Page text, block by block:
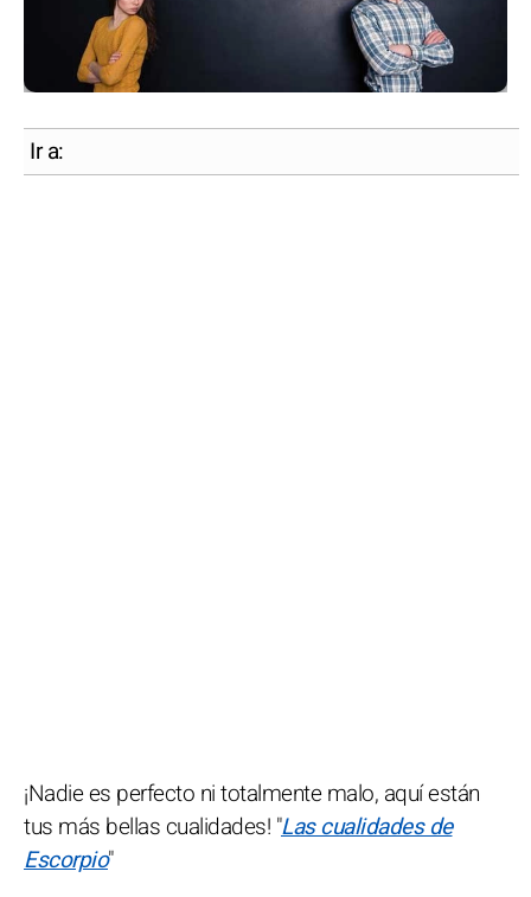
Ir a:
¡Nadie es perfecto ni totalmente malo, aquí están
tus más bellas cualidades! "Las cualidades de
Escorpio"